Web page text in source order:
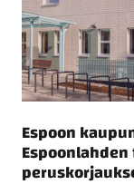
Espoon